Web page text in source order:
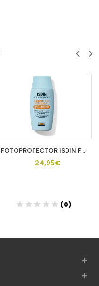
FOTOPROTECTOR ISDIN FUSION FLUID MINERAL SPF 50 1 ENVASE 50
24,95€
(0)
+
+